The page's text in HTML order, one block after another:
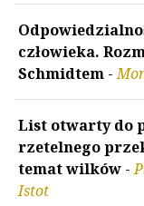
człowieka.
Schmidtem -
List otwarty do
rzetelnego
temat wilków -
Istot